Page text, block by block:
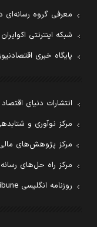
معرفی گروه رسانه‌ای
شبکه اینترنتی اکوایران
پایگاه خبری
انتشارات دنیای اقتصاد
مرکز نوآوری و
مرکز پژوهش‌های
مرکز راه حل‌های
روزنامه انگلیسی Financial Tribune